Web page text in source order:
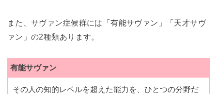
また、サヴァン症候群には「有能サヴァン」「天才サヴ
ァン」の2種類あります。
有能サヴァン
その人の知的レベルを超えた能力を、ひとつの分野だ